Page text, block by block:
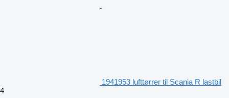
1941953 lufttørrer til Scania R lastbil
4